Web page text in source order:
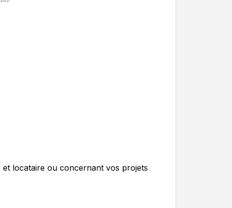
locataire ou concernant vos projets